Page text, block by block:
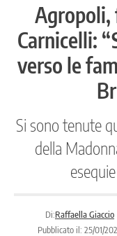
Agropoli,
Carnicelli:
verso le
Si sono tenute
della
Di:Raffaella Giaccio
Pubblicato il: 25/01/